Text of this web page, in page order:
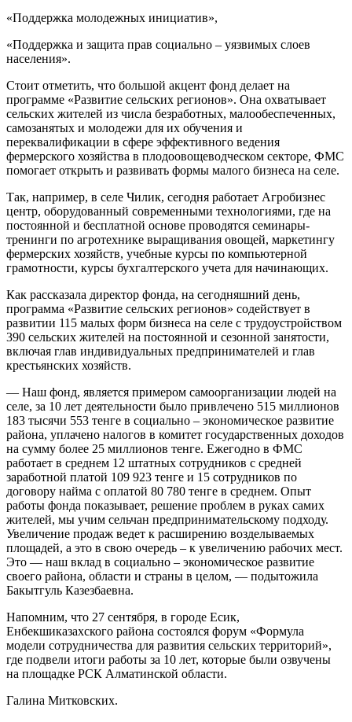
«Поддержка молодежных инициатив»,
«Поддержка и защита прав социально – уязвимых слоев
населения».
Стоит отметить, что большой акцент фонд делает на
программе «Развитие сельских регионов». Она охватывает
сельских жителей из числа безработных, малообеспеченных,
самозанятых и молодежи для их обучения и
переквалификации в сфере эффективного ведения
фермерского хозяйства в плодоовощеводческом секторе, ФМС
помогает открыть и развивать формы малого бизнеса на селе.
Так, например, в селе Чилик, сегодня работает Агробизнес
центр, оборудованный современными технологиями, где на
постоянной и бесплатной основе проводятся семинары-
тренинги по агротехнике выращивания овощей, маркетингу
фермерских хозяйств, учебные курсы по компьютерной
грамотности, курсы бухгалтерского учета для начинающих.
Как рассказала директор фонда, на сегодняшний день,
программа «Развитие сельских регионов» содействует в
развитии 115 малых форм бизнеса на селе с трудоустройством
390 сельских жителей на постоянной и сезонной занятости,
включая глав индивидуальных предпринимателей и глав
крестьянских хозяйств.
— Наш фонд, является примером самоорганизации людей на
селе, за 10 лет деятельности было привлечено 515 миллионов
183 тысячи 553 тенге в социально – экономическое развитие
района, уплачено налогов в комитет государственных доходов
на сумму более 25 миллионов тенге. Ежегодно в ФМС
работает в среднем 12 штатных сотрудников с средней
заработной платой 109 923 тенге и 15 сотрудников по
договору найма с оплатой 80 780 тенге в среднем. Опыт
работы фонда показывает, решение проблем в руках самих
жителей, мы учим сельчан предпринимательскому подходу.
Увеличение продаж ведет к расширению возделываемых
площадей, а это в свою очередь – к увеличению рабочих мест.
Это — наш вклад в социально – экономическое развитие
своего района, области и страны в целом, — подытожила
Бакытгуль Казезбаевна.
Напомним, что 27 сентября, в городе Есик,
Енбекшиказахского района состоялся форум «Формула
модели сотрудничества для развития сельских территорий»,
где подвели итоги работы за 10 лет, которые были озвучены
на площадке РСК Алматинской области.
Галина Митковских.